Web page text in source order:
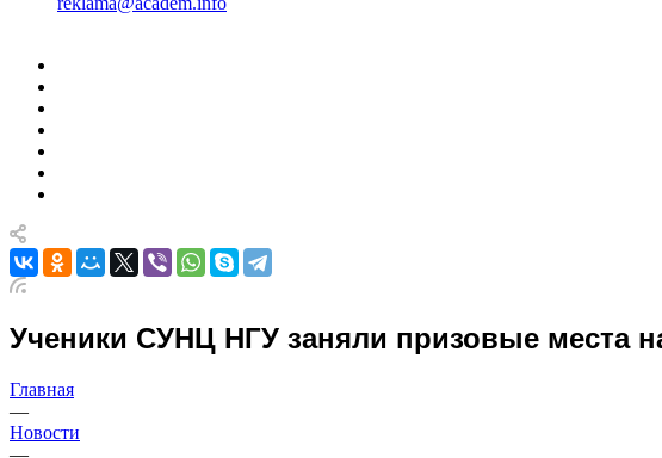
Ученики СУНЦ НГУ заняли призовые места
Главная
—
Новости
—